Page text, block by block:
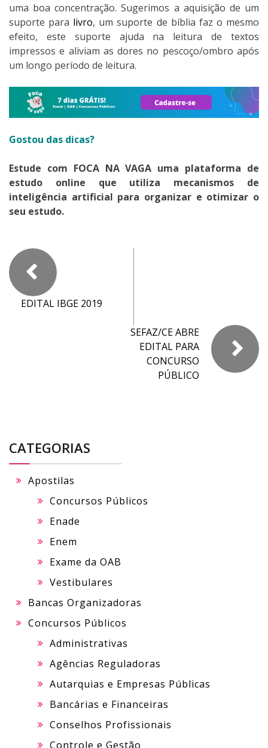
uma boa concentração. Sugerimos a aquisição de um
suporte para livro, um suporte de bíblia faz o mesmo
efeito, este suporte ajuda na leitura de textos
impressos e aliviam as dores no pescoço/ombro após
um longo período de leitura.
Gostou das dicas?
Estude com FOCA NA VAGA uma plataforma de
estudo online que utiliza mecanismos de
inteligência artificial para organizar e otimizar o
seu estudo.
EDITAL IBGE 2019
SEFAZ/CE ABRE
EDITAL PARA
CONCURSO
PÚBLICO
CATEGORIAS
Apostilas
Concursos Públicos
Enade
Enem
Exame da OAB
Vestibulares
Bancas Organizadoras
Concursos Públicos
Administrativas
Agências Reguladoras
Autarquias e Empresas Públicas
Bancárias e Financeiras
Conselhos Profissionais
Controle e Gestão